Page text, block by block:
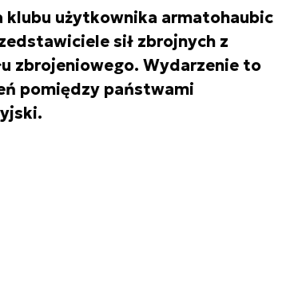
klubu użytkownika armatohaubic
sił zbrojnych z
zbrojeniowego. Wydarzenie to
pomiędzy państwami